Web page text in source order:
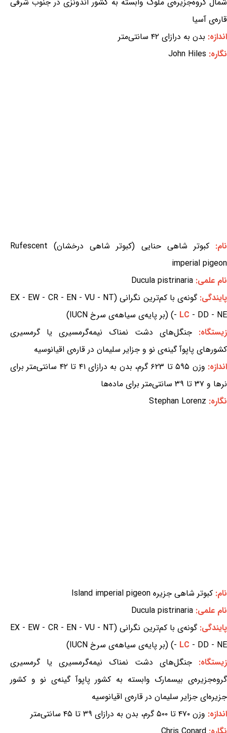
قاره‌ی آسیا
اندازه: بدن به درازای ۴۲ سانتی‌متر
نگاره: John Hiles
نام:
کبوتر شاهی حنایی (کبوتر شاهی درخشان) Rufescent
imperial pigeon
نام علمی: Ducula pistrinaria
پایندگی:
گونه‌ی با کم‌ترین نگرانی (EX - EW - CR - EN - VU - NT
- LC - DD - NE) (بر پایه‌ی سیاهه‌ی سرخ IUCN)
زیستگاه: جنگل‌های دشت نمناک نیمه‌گرمسیری یا گرمسیری
کشورهای پاپوآ گینه‌ی نو و جزایر سلیمان در قاره‌ی اقیانوسیه
اندازه:
وزن ۵۹۵ تا ۶۲۳ گرم، بدن به درازای ۴۱ تا ۴۲ سانتی‌متر برای
نرها و ۳۷ تا ۳۹ سانتی‌متر برای ماده‌ها
نگاره: Stephan Lorenz
نام: کبوتر شاهی جزیره Island imperial pigeon
نام علمی: Ducula pistrinaria
پایندگی:
گونه‌ی با کم‌ترین نگرانی (EX - EW - CR - EN - VU - NT
- LC - DD - NE) (بر پایه‌ی سیاهه‌ی سرخ IUCN)
زیستگاه: جنگل‌های دشت نمناک نیمه‌گرمسیری یا گرمسیری
گروه‌جزیره‌ی بیسمارک وابسته به کشور پاپوآ گینه‌ی نو و کشور
جزیره‌ای جزایر سلیمان در قاره‌ی اقیانوسیه
اندازه: وزن ۴۷۰ تا ۵۰۰ گرم، بدن به درازای ۳۹ تا ۴۵ سانتی‌متر